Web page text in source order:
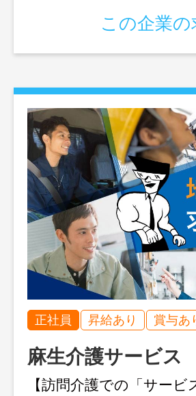
存スタッフがサポート
更範囲：変更なし
この企業
正社員 昇給あり 賞与あ
麻生介護サービ
【訪問介護での「サ